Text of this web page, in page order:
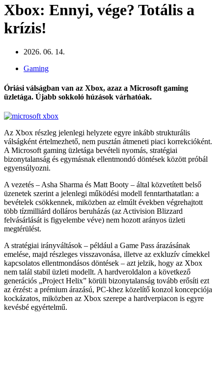
Xbox: Ennyi, vége? Totális a
krízis!
2026. 06. 14.
Gaming
Óriási válságban van az Xbox, azaz a Microsoft gaming
üzletága. Újabb sokkoló húzások várhatóak.
Az Xbox részleg jelenlegi helyzete egyre inkább strukturális
válságként értelmezhető, nem pusztán átmeneti piaci korrekcióként.
A Microsoft gaming üzletága bevételi nyomás, stratégiai
bizonytalanság és egymásnak ellentmondó döntések között próbál
egyensúlyozni.
A vezetés – Asha Sharma és Matt Booty – által közvetített belső
üzenetek szerint a jelenlegi működési modell fenntarthatatlan: a
bevételek csökkennek, miközben az elmúlt években végrehajtott
több tízmilliárd dolláros beruházás (az Activision Blizzard
felvásárlását is figyelembe véve) nem hozott arányos üzleti
megtérülést.
A stratégiai irányváltások – például a Game Pass árazásának
emelése, majd részleges visszavonása, illetve az exkluzív címekkel
kapcsolatos ellentmondásos döntések – azt jelzik, hogy az Xbox
nem talál stabil üzleti modellt. A hardveroldalon a következő
generációs „Project Helix” körüli bizonytalanság tovább erősíti ezt
az érzést: a prémium árazású, PC-khez közelítő konzol koncepciója
kockázatos, miközben az Xbox szerepe a hardverpiacon is egyre
kevésbé egyértelmű.